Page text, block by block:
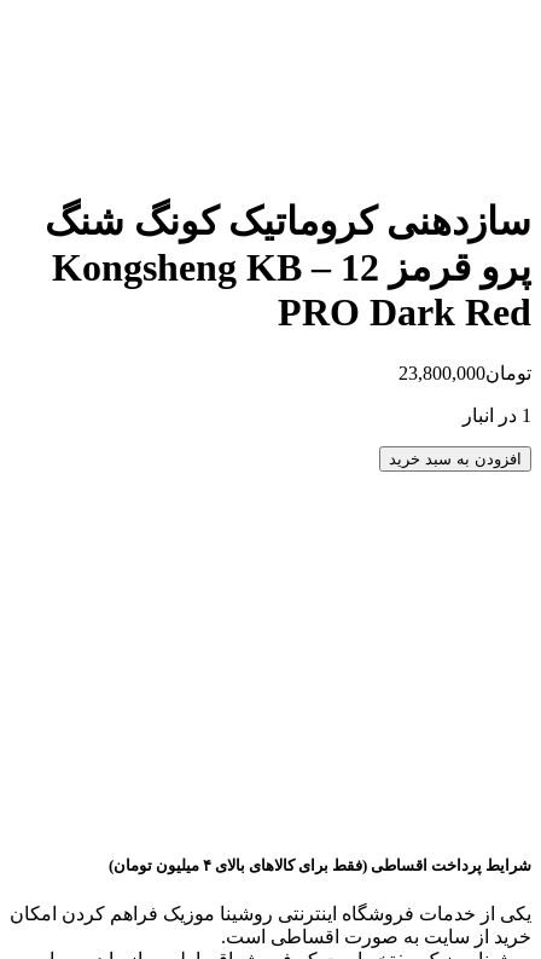
سازدهنی کروماتیک کونگ شنگ
پرو قرمز Kongsheng KB – 12
PRO Dark Red
تومان23,800,000
1 در انبار
سازدهنی
افزودن به سبد خرید
شرایط پرداخت اقساطی (فقط برای کالاهای بالای ۴ میلیون تومان)
یکی از خدمات فروشگاه اینترنتی روشینا موزیک فراهم کردن امکان
خرید از سایت به صورت اقساطی است.